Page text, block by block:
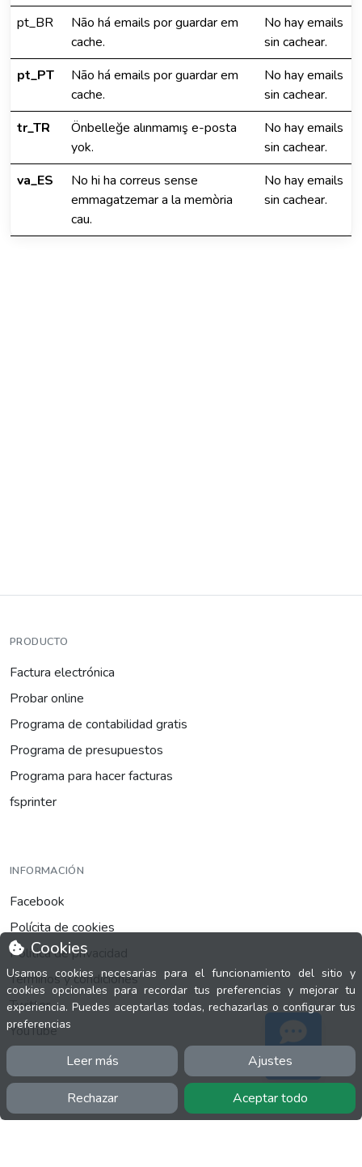
pt_BR
Não há emails por guardar em
cache.
No hay emails
sin cachear.
pt_PT
Não há emails por guardar em
cache.
No hay emails
sin cachear.
tr_TR
Önbelleğe alınmamış e-posta
yok.
No hay emails
sin cachear.
va_ES
No hi ha correus sense
emmagatzemar a la memòria
cau.
No hay emails
sin cachear.
Cookies
Usamos cookies necesarias para el funcionamiento del sitio y
cookies opcionales para recordar tus preferencias y mejorar tu
experiencia. Puedes aceptarlas todas, rechazarlas o configurar tus
preferencias
Leer más Ajustes
Rechazar Aceptar todo
PRODUCTO
Factura electrónica
Probar online
Programa de contabilidad gratis
Programa de presupuestos
Programa para hacer facturas
fsprinter
INFORMACIÓN
Facebook
Polícita de cookies
Política de privacidad
Términos y condiciones
Twitter
YouTube
Soporte